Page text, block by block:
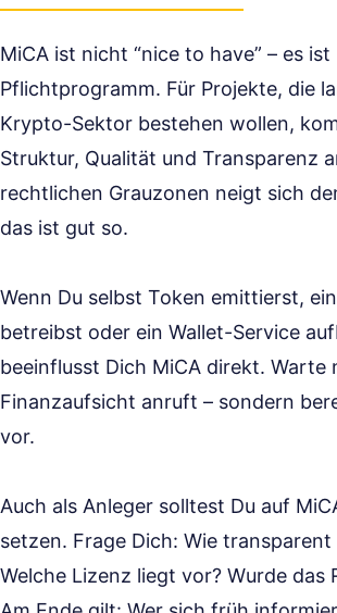
MiCA ist nicht “nice to have” – es ist
Pflichtprogramm. Für Projekte, die
Krypto-Sektor bestehen wollen,
Struktur, Qualität und Transparenz
rechtlichen Grauzonen neigt sich
das ist gut so.
Wenn Du selbst Token emittierst,
betreibst oder ein Wallet-Service
beeinflusst Dich MiCA direkt. Warte
Finanzaufsicht anruft – sondern
vor.
Auch als Anleger solltest Du auf
setzen. Frage Dich: Wie transparent
Welche Lizenz liegt vor? Wurde das